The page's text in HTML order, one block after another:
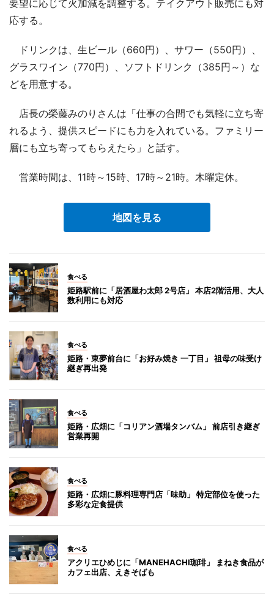
要望に応じて火加減を調整する。テイクアウト販売にも対
応する。
ドリンクは、生ビール（660円）、サワー（550円）、
グラスワイン（770円）、ソフトドリンク（385円～）な
どを用意する。
店長の榮藤みのりさんは「仕事の合間でも気軽に立ち寄
れるよう、提供スピードにも力を入れている。ファミリー
層にも立ち寄ってもらえたら」と話す。
営業時間は、11時～15時、17時～21時。木曜定休。
地図を見る
食べる
姫路駅前に「居酒屋わ太郎 2号店」 本店2階活用、大人
数利用にも対応
食べる
姫路・東夢前台に「お好み焼き 一丁目」 祖母の味受け
継ぎ再出発
食べる
姫路・広畑に「コリアン酒場タンバム」 前店引き継ぎ
営業再開
食べる
姫路・広畑に豚料理専門店「味助」 特定部位を使った
多彩な定食提供
食べる
アクリエひめじに「MANEHACHI珈琲」 まねき食品が
カフェ出店、えきそばも